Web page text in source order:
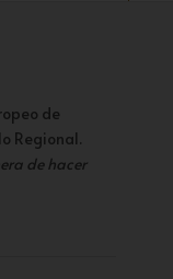
de
Regional.
de hacer